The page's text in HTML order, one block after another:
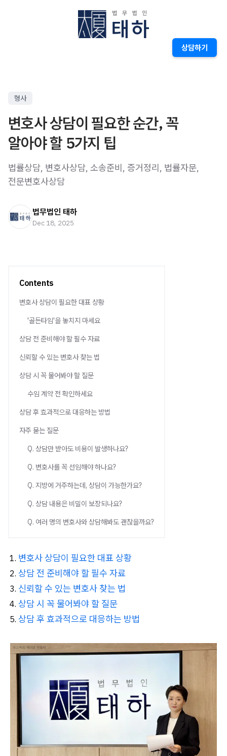
상담하기
형사
변호사 상담이 필요한 순간, 꼭
알아야 할 5가지 팁
법률상담, 변호사상담, 소송준비, 증거정리, 법률자문,
전문변호사상담
법무법인 태하
Dec 18, 2025
Contents
변호사 상담이 필요한 대표 상황
'골든타임'을 놓치지 마세요
상담 전 준비해야 할 필수 자료
신뢰할 수 있는 변호사 찾는 법
상담 시 꼭 물어봐야 할 질문
수임 계약 전 확인하세요
상담 후 효과적으로 대응하는 방법
자주 묻는 질문
Q. 상담만 받아도 비용이 발생하나요?
Q. 변호사를 꼭 선임해야 하나요?
Q. 지방에 거주하는데, 상담이 가능한가요?
Q. 상담 내용은 비밀이 보장되나요?
Q. 여러 명의 변호사와 상담해봐도 괜찮을까요?
변호사 상담이 필요한 대표 상황
상담 전 준비해야 할 필수 자료
신뢰할 수 있는 변호사 찾는 법
상담 시 꼭 물어봐야 할 질문
상담 후 효과적으로 대응하는 방법